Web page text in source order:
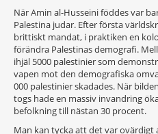
När Amin al-Husseini föddes var
Palestina judar. Efter första
brittiskt mandat, i praktiken en
förändra Palestinas demografi.
ihjäl 5000 palestinier som
vapen mot den demografiska
000 palestinier skadades. När
togs hade en massiv invandring
befolkning till nästan 30 procent.
Man kan tycka att det var ovärdigt